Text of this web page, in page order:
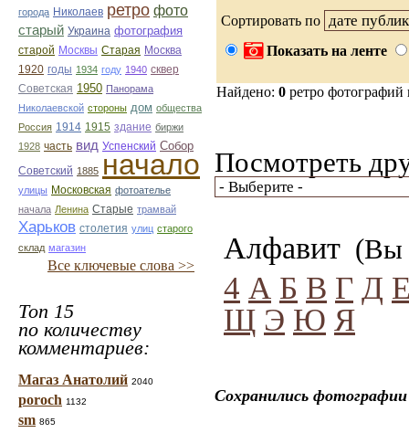
города Николаев ретро фото
старый Украина фотография
старой Москвы Старая Москва
1920 годы 1934 году 1940 сквер
Советская 1950 Панорама
Николаевской стороны дом общества
Россия 1914 1915 здание биржи
1928 часть вид Успенский Собор
Советский 1885 начало
улицы Московская фотоателье
начала Ленина Старые трамвай
Харьков столетия улиц старого
склад магазин
Все ключевые слова >>
Топ 15
по количеству
комментариев:
Магаз Анатолий 2040
poroch 1132
sm 865
Сортировать по
Показать на ленте
Найдено: 0 ретро
Посмотреть
Алфавит (Вы
4 А Б В Г Д
Щ Э Ю Я
Сохранились